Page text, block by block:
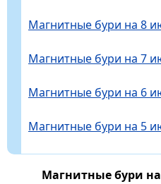
Магнитные бури на 8
Магнитные бури на 7
Магнитные бури на 6
Магнитные бури на 5
Магнитные бури